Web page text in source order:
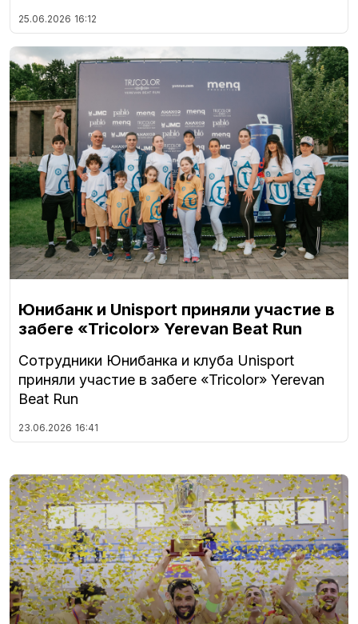
25.06.2026 16:12
Юнибанк и Unisport приняли участие в
забеге «Tricolor» Yerevan Beat Run
Сотрудники Юнибанка и клуба Unisport
приняли участие в забеге «Tricolor» Yerevan
Beat Run
23.06.2026 16:41